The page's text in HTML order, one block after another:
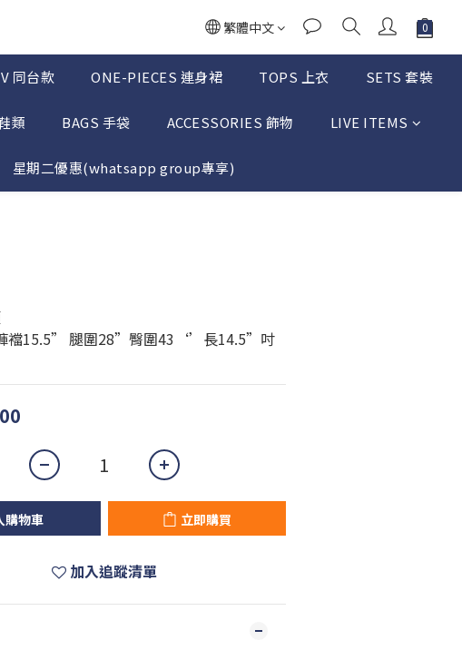
繁體中文
同台款 ONE-PIECES 連身裙 TOPS 上衣 SETS 套裝
類 BAGS 手袋 ACCESSORIES 飾物 LIVE ITEMS
星期二優惠(whatsapp group專享)
襠15.5” 腿圍28”臀圍43‘’長14.5”吋
購物車 立即購買
加入追蹤清單